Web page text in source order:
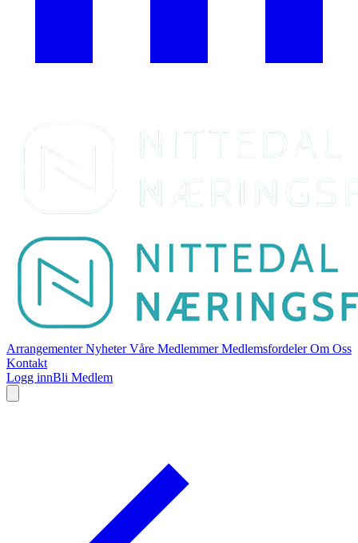
ArrangementerNyheterVåre MedlemmerMedlemsfordelerOm Oss
Kontakt
Logg innBli Medlem